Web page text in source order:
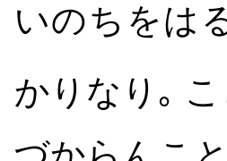
いのち​をは
かり​なり｡